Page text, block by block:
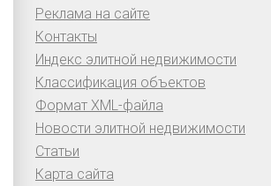
Реклама на сайте
Контакты
Индекс элитной недвижимости
Классификация объектов
Формат XML-файла
Новости элитной недвижимости
Статьи
Карта сайта